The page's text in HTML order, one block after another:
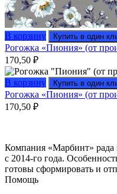
В корзину Купить в один
Рогожка «Пиония» (от
170,50 ₽
В корзину Купить в один
Рогожка «Пиония» (от
170,50 ₽
Компания «Марбинт» рада
с 2014-го года.
готовы сформировать и
Помощь